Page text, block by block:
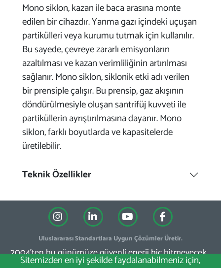
Sitemizden en iyi şekilde faydalanabilmeniz için,
Mono siklon, kazan ile baca arasına monte
edilen bir cihazdır. Yanma gazı içindeki uçuşan
partikülleri veya kurumu tutmak için kullanılır.
Bu sayede, çevreye zararlı emisyonların
azaltılması ve kazan verimliliğinin artırılması
sağlanır. Mono siklon, siklonik etki adı verilen
bir prensiple çalışır. Bu prensip, gaz akışının
döndürülmesiyle oluşan santrifüj kuvveti ile
partiküllerin ayrıştırılmasına dayanır. Mono
siklon, farklı boyutlarda ve kapasitelerde
üretilebilir.
Teknik Özellikler
Uluslararası Standartlara Uygun Çözümler Üretir.
2004'ten bu günümüze güvenli enerji hiç bitmeyecek...